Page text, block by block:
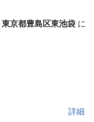
東京都豊島区東池袋 に
詳細